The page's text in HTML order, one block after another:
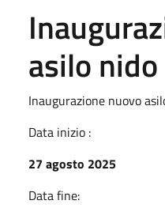
asilo nido
Inaugurazione nuovo
Data inizio :
27 agosto 2025
Data fine: